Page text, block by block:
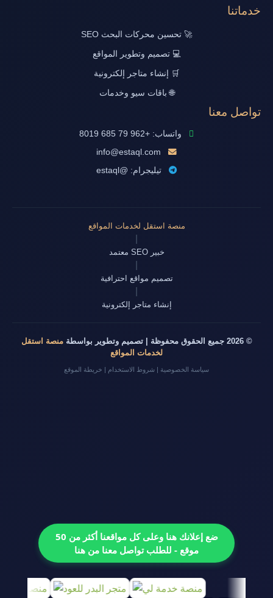
خدماتنا
🚀 تحسين محركات البحث SEO
💻 تصميم وتطوير المواقع
🛒 إنشاء متاجر إلكترونية
🌐 باقات سيو وخدمات
تواصل معنا
واتساب: +962 79 685 8019
info@estaql.com
تيليجرام: @estaql
منصة استقل لخدمات المواقع
خبير SEO معتمد
تصميم مواقع احترافية
إنشاء متاجر إلكترونية
© 2026 جميع الحقوق محفوظة | تصميم وتطوير بواسطة
منصة استقل
لخدمات المواقع
سياسة الخصوصية | شروط الاستخدام | خريطة الموقع
ضع إعلانك هنا وعلى كل مواقعنا أكثر من 50
موقع - للطلب تواصل معنا من هنا